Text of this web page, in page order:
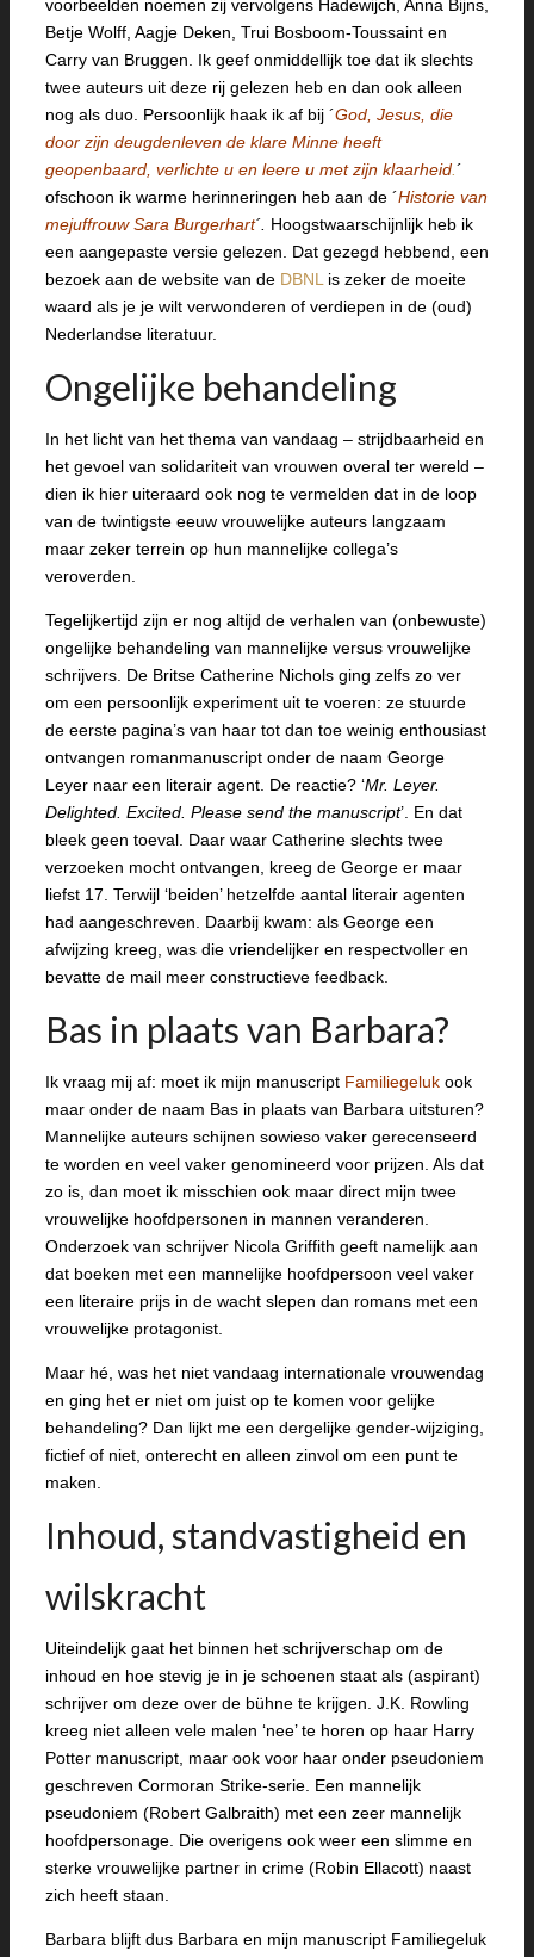
voorbeelden noemen zij vervolgens Hadewijch, Anna Bijns,
Betje Wolff, Aagje Deken, Trui Bosboom-Toussaint en
Carry van Bruggen. Ik geef onmiddellijk toe dat ik slechts
twee auteurs uit deze rij gelezen heb en dan ook alleen
nog als duo. Persoonlijk haak ik af bij ´God, Jesus, die
door zijn deugdenleven de klare Minne heeft
geopenbaard, verlichte u en leere u met zijn klaarheid ´
ofschoon ik warme herinneringen heb aan de ´Historie van
mejuffrouw Sara Burgerhart´. Hoogstwaarschijnlijk heb ik
een aangepaste versie gelezen. Dat gezegd hebbend, een
bezoek aan de website van de DBNL is zeker de moeite
waard als je je wilt verwonderen of verdiepen in de (oud)
Nederlandse literatuur.
Ongelijke behandeling
In het licht van het thema van vandaag – strijdbaarheid en
het gevoel van solidariteit van vrouwen overal ter wereld –
dien ik hier uiteraard ook nog te vermelden dat in de loop
van de twintigste eeuw vrouwelijke auteurs langzaam
maar zeker terrein op hun mannelijke collega’s
veroverden.
Tegelijkertijd zijn er nog altijd de verhalen van (onbewuste)
ongelijke behandeling van mannelijke versus vrouwelijke
schrijvers. De Britse Catherine Nichols ging zelfs zo ver
om een persoonlijk experiment uit te voeren: ze stuurde
de eerste pagina’s van haar tot dan toe weinig enthousiast
ontvangen romanmanuscript onder de naam George
Leyer naar een literair agent. De reactie? ‘Mr. Leyer.
Delighted. Excited. Please send the manuscript’. En dat
bleek geen toeval. Daar waar Catherine slechts twee
verzoeken mocht ontvangen, kreeg de George er maar
liefst 17. Terwijl ‘beiden’ hetzelfde aantal literair agenten
had aangeschreven. Daarbij kwam: als George een
afwijzing kreeg, was die vriendelijker en respectvoller en
bevatte de mail meer constructieve feedback.
Bas in plaats van Barbara?
Ik vraag mij af: moet ik mijn manuscript Familiegeluk ook
maar onder de naam Bas in plaats van Barbara uitsturen?
Mannelijke auteurs schijnen sowieso vaker gerecenseerd
te worden en veel vaker genomineerd voor prijzen. Als dat
zo is, dan moet ik misschien ook maar direct mijn twee
vrouwelijke hoofdpersonen in mannen veranderen.
Onderzoek van schrijver Nicola Griffith geeft namelijk aan
dat boeken met een mannelijke hoofdpersoon veel vaker
een literaire prijs in de wacht slepen dan romans met een
vrouwelijke protagonist.
Maar hé, was het niet vandaag internationale vrouwendag
en ging het er niet om juist op te komen voor gelijke
behandeling? Dan lijkt me een dergelijke gender-wijziging,
fictief of niet, onterecht en alleen zinvol om een punt te
maken.
Inhoud, standvastigheid en
wilskracht
Uiteindelijk gaat het binnen het schrijverschap om de
inhoud en hoe stevig je in je schoenen staat als (aspirant)
schrijver om deze over de bühne te krijgen. J.K. Rowling
kreeg niet alleen vele malen ‘nee’ te horen op haar Harry
Potter manuscript, maar ook voor haar onder pseudoniem
geschreven Cormoran Strike-serie. Een mannelijk
pseudoniem (Robert Galbraith) met een zeer mannelijk
hoofdpersonage. Die overigens ook weer een slimme en
sterke vrouwelijke partner in crime (Robin Ellacott) naast
zich heeft staan.
Barbara blijft dus Barbara en mijn manuscript Familiegeluk